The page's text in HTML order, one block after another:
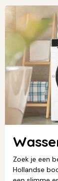
Zoek je een
Hollandse